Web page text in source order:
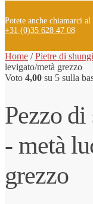
Potete anche chiamarci al
+31 (0)35 628 47 08
Home /Pietre di
levigato/metà grezzo
Voto 4,00 su 5 sulla
Pezzo
- metà
grezzo